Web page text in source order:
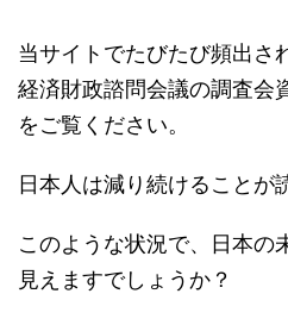
当サイトでたびたび頻出さ
経済財政諮問会議の調査会
をご覧ください。
日本人は減り続けることが
このような状況で、日本の
見えますでしょうか？